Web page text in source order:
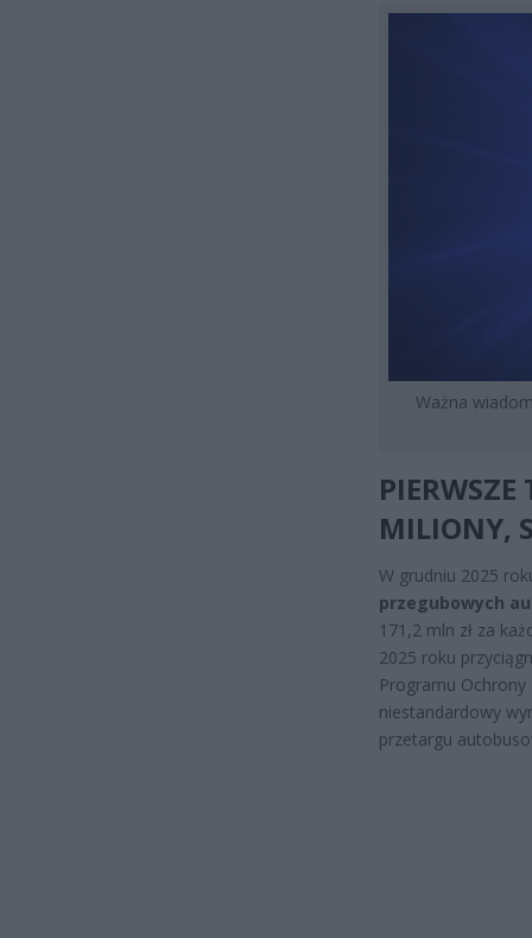
Ważna
MILIONY,
W grudniu 2025
przegubowych
171,2 mln zł za
2025 roku
Programu
niestandardowy
przetargu